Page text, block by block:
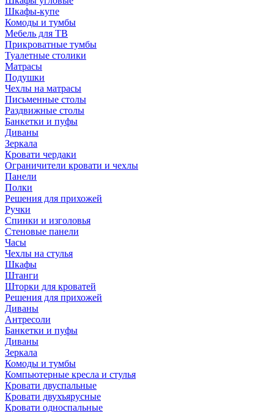
Шкафы-купе
Комоды и тумбы
Мебель для ТВ
Прикроватные тумбы
Туалетные столики
Матрасы
Подушки
Чехлы на матрасы
Письменные столы
Раздвижные столы
Банкетки и пуфы
Диваны
Зеркала
Кровати чердаки
Ограничители кровати и чехлы
Панели
Полки
Решения для прихожей
Ручки
Спинки и изголовья
Стеновые панели
Часы
Чехлы на стулья
Шкафы
Штанги
Шторки для кроватей
Решения для прихожей
Диваны
Антресоли
Банкетки и пуфы
Диваны
Зеркала
Комоды и тумбы
Компьютерные кресла и стулья
Кровати двуспальные
Кровати двухъярусные
Кровати односпальные